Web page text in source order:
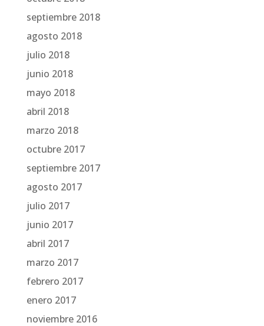
septiembre 2018
agosto 2018
julio 2018
junio 2018
mayo 2018
abril 2018
marzo 2018
octubre 2017
septiembre 2017
agosto 2017
julio 2017
junio 2017
abril 2017
marzo 2017
febrero 2017
enero 2017
noviembre 2016